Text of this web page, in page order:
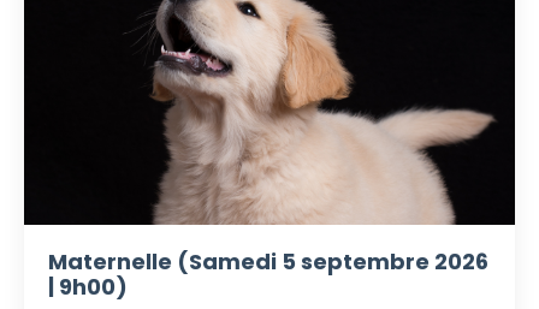
Maternelle (Samedi 5 septembre 2026
| 9h00)